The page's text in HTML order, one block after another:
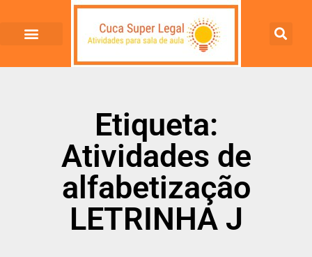
Etiqueta:
Atividades de
alfabetização
LETRINHA J